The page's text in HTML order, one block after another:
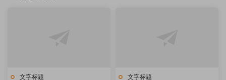
文字标题
文字标题